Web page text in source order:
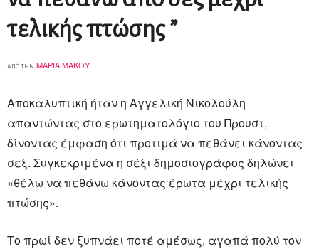
τελικής πτώσης ”
από την ΜΑΡΊΑ ΜΆΚΟΥ
Αποκαλυπτική ήταν η Αγγελική Νικολούλη
απαντώντας στο ερωτηματολόγιο του Προυστ,
δίνοντας έμφαση ότι προτιμά να πεθάνει κάνοντας
σεξ. Συγκεκριμένα η σέξι δημοσιογράφος δηλώνει
«θέλω να πεθάνω κάνοντας έρωτα μέχρι τελικής
πτώσης».
Το πρωί δεν ξυπνάει ποτέ αμέσως, αγαπά πολύ τον